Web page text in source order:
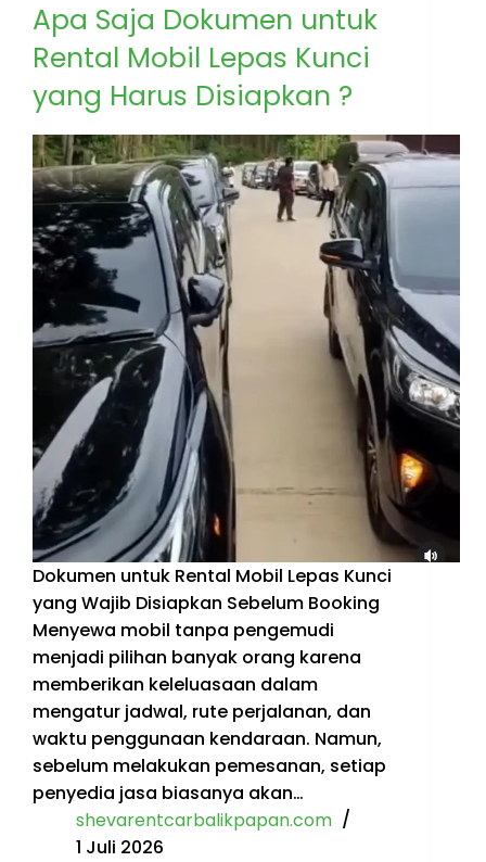
Apa Saja Dokumen untuk
Rental Mobil Lepas Kunci
yang Harus Disiapkan ?
Dokumen untuk Rental Mobil Lepas Kunci
yang Wajib Disiapkan Sebelum Booking
Menyewa mobil tanpa pengemudi
menjadi pilihan banyak orang karena
memberikan keleluasaan dalam
mengatur jadwal, rute perjalanan, dan
waktu penggunaan kendaraan. Namun,
sebelum melakukan pemesanan, setiap
penyedia jasa biasanya akan…
shevarentcarbalikpapan.com
1 Juli 2026